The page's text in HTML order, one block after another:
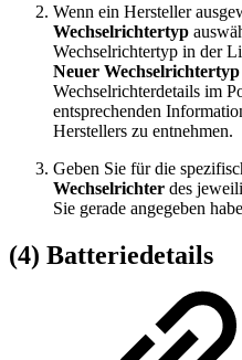
Wenn ein Hersteller
Wechselrichtertyp
Wechselrichtertyp in der
Neuer Wechselrichtertyp
Wechselrichterdetails im
entsprechenden
Herstellers zu entnehmen.
Geben Sie für die
Wechselrichter des
Sie gerade angegeben
(4) Batteriedetails